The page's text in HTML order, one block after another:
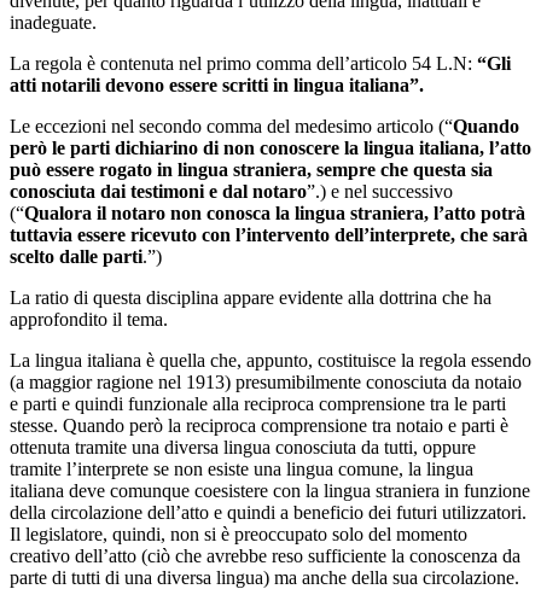
inadeguate.
La regola è contenuta nel primo comma dell’articolo 54 L.N: “Gli
atti notarili devono essere scritti in lingua italiana”.
Le eccezioni nel secondo comma del medesimo articolo (“Quando
però le parti dichiarino di non conoscere la lingua italiana, l’atto
può essere rogato in lingua straniera, sempre che questa sia
conosciuta dai testimoni e dal notaro”.) e nel successivo
(“Qualora il notaro non conosca la lingua straniera, l’atto potrà
tuttavia essere ricevuto con l’intervento dell’interprete, che sarà
scelto dalle parti.”)
La ratio di questa disciplina appare evidente alla dottrina che ha
approfondito il tema.
La lingua italiana è quella che, appunto, costituisce la regola essendo
(a maggior ragione nel 1913) presumibilmente conosciuta da notaio
e parti e quindi funzionale alla reciproca comprensione tra le parti
stesse. Quando però la reciproca comprensione tra notaio e parti è
ottenuta tramite una diversa lingua conosciuta da tutti, oppure
tramite l’interprete se non esiste una lingua comune, la lingua
italiana deve comunque coesistere con la lingua straniera in funzione
della circolazione dell’atto e quindi a beneficio dei futuri utilizzatori.
Il legislatore, quindi, non si è preoccupato solo del momento
creativo dell’atto (ciò che avrebbe reso sufficiente la conoscenza da
parte di tutti di una diversa lingua) ma anche della sua circolazione.